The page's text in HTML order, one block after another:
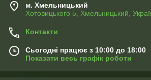
м. Хмельницький
Хотовицького 5, Хмельницький,
Контакти
Сьогодні працює з 10:00 до 18:00
Показати весь графік роботи